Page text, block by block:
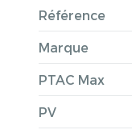
Référence
Marque
PTAC Max
PV